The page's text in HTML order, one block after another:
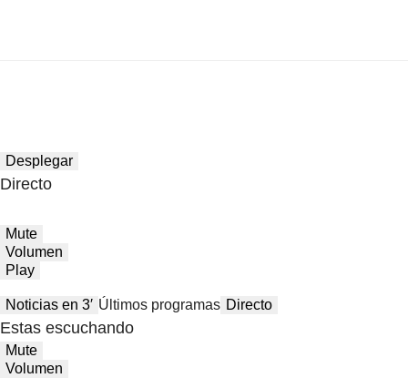
Desplegar
Directo
Mute
Volumen
Play
Noticias en 3′ Últimos programas Directo
Estas escuchando
Mute
Volumen